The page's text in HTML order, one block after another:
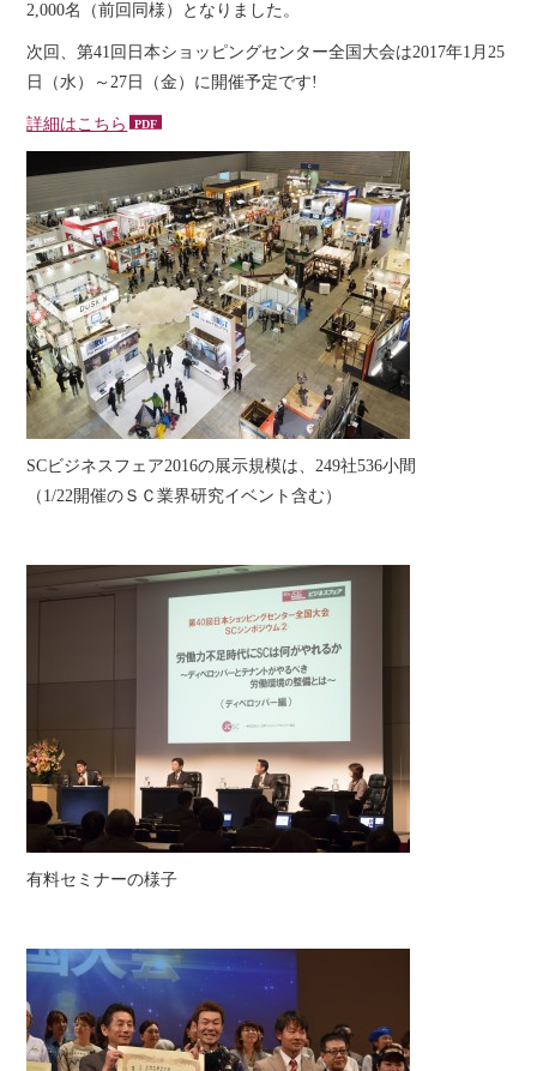
2,000名（前回同様）となりました。
次回、第41回日本ショッピングセンター全国大会は2017年1月25
日（水）～27日（金）に開催予定です!
詳細はこちら
SCビジネスフェア2016の展示規模は、249社536小間
（1/22開催のＳＣ業界研究イベント含む）
有料セミナーの様子